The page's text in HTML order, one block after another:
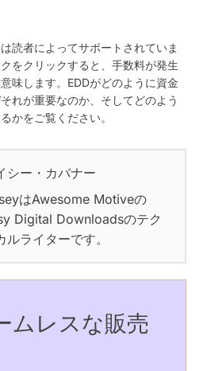
読者によってサポートされていま
をクリックすると、手数料が発生
味します。EDDがどのように資金
れが重要なのか、そしてどのよう
かをご覧ください。
シー・カバナー
はAwesome Motiveの
Digital Downloadsのテク
ルライターです。
ムレスな販売